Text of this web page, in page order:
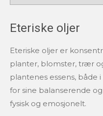
P
a
Eteriske oljer
Eteriske oljer er
planter, blomster, trær
plantenes essens, både
for sine balanserende
fysisk og emosjonelt.